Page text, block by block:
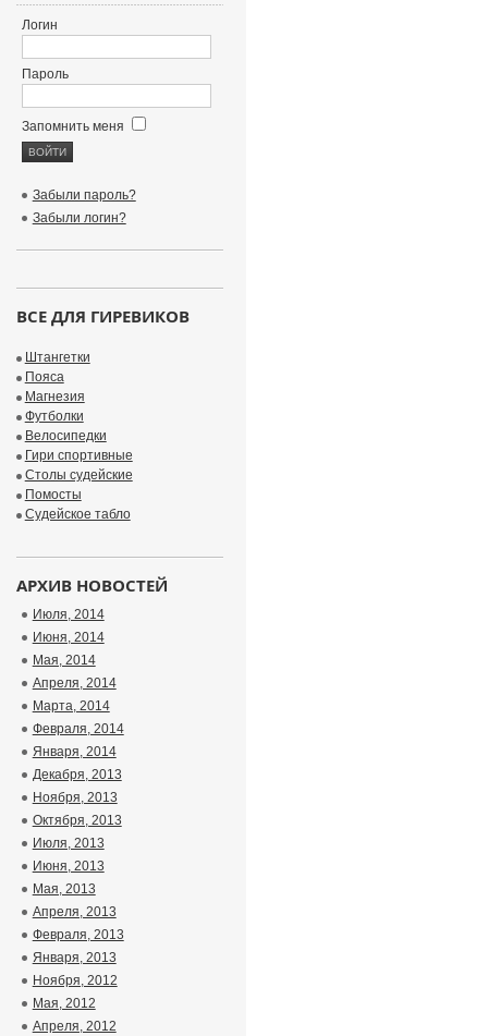
Логин
Пароль
Запомнить меня
Забыли пароль?
Забыли логин?
ВСЕ ДЛЯ ГИРЕВИКОВ
Штангетки
Пояса
Магнезия
Футболки
Велосипедки
Гири спортивные
Столы судейские
Помосты
Судейское табло
АРХИВ НОВОСТЕЙ
Июля, 2014
Июня, 2014
Мая, 2014
Апреля, 2014
Марта, 2014
Февраля, 2014
Января, 2014
Декабря, 2013
Ноября, 2013
Октября, 2013
Июля, 2013
Июня, 2013
Мая, 2013
Апреля, 2013
Февраля, 2013
Января, 2013
Ноября, 2012
Мая, 2012
Апреля, 2012